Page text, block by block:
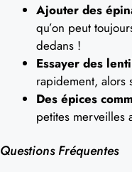
Ajouter des
qu’on peut
dedans !
Essayer des
rapidement, alors
Des épices
petites merveilles
Questions Fréquentes